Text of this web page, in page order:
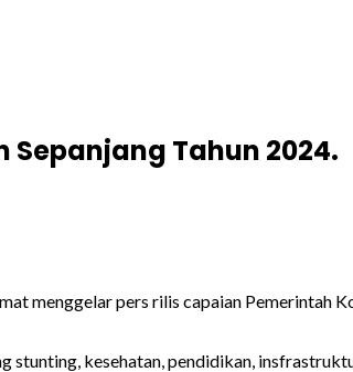
Sepanjang Tahun 2024.
menggelar pers rilis capaian Pemerintah
kesehatan, pendidikan,